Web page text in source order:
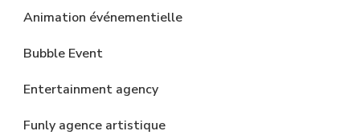
Animation événementielle
Bubble Event
Entertainment agency
Funly agence artistique